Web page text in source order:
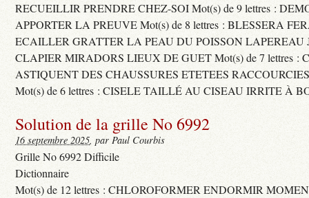
RECUEILLIR PRENDRE CHEZ-SOI Mot(s) de 9 lettres :
APPORTER LA PREUVE Mot(s) de 8 lettres : BLESSERA
ECAILLER GRATTER LA PEAU DU POISSON LAPEREAU
CLAPIER MIRADORS LIEUX DE GUET Mot(s) de 7 lettres :
ASTIQUENT DES CHAUSSURES ETETEES
Mot(s) de 6 lettres : CISELE TAILLÉ AU CISEAU IRRITE À
Solution de la grille No 6992
16 septembre 2025, par Paul Courbis
Grille No 6992 Difficile
Dictionnaire
Mot(s) de 12 lettres : CHLOROFORMER ENDORMIR